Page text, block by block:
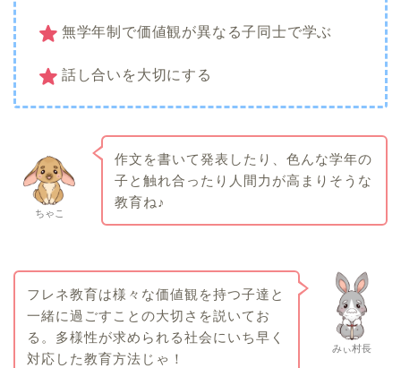
無学年制で価値観が異なる子同士で学ぶ
話し合いを大切にする
ちゃこ
作文を書いて発表したり、色んな学年の
子と触れ合ったり人間力が高まりそうな
教育ね♪
みぃ村長
フレネ教育は様々な価値観を持つ子達と
一緒に過ごすことの大切さを説いてお
る。多様性が求められる社会にいち早く
対応した教育方法じゃ！